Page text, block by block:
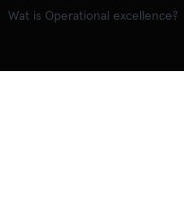
Wat is Operational excellence?